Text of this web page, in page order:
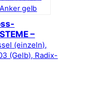
–
(einzeln),
(Gelb), Radix-